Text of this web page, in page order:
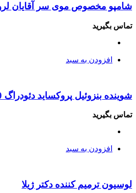
شامپو مخصوص موی سر آقایان لروکس
تماس بگیرید
افزودن به سبد
شوینده بنزوئیل پروکساید دئودراگ 150 میلی لیتر
تماس بگیرید
افزودن به سبد
لوسیون ترمیم کننده دکتر ژیلا